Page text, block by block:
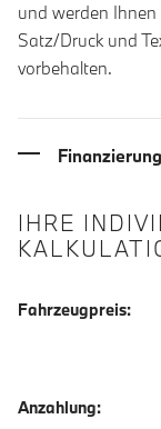
und werden
Satz/Druck und
vorbehalten.
Finanzierung
IHRE
Fahrzeugpreis:
Anzahlung: